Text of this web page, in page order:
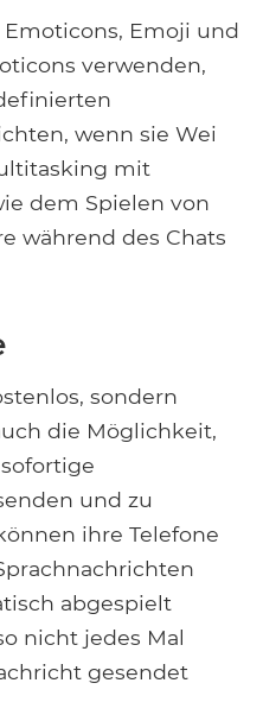
Emoji und
verwenden,
wenn sie Wei
mit
dem Spielen von
während des Chats
sondern
die Möglichkeit,
und zu
ihre Telefone
abgespielt
nicht jedes Mal
gesendet